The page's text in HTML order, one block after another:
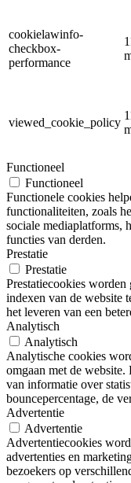
cookielawinfo-
checkbox-
performance
viewed_cookie_policy
Functioneel
Functioneel
Functionele cookies
functionaliteiten, zoals
sociale mediaplatforms,
functies van derden.
Prestatie
Prestatie
Prestatiecookies
indexen van de website
het leveren van een
Analytisch
Analytisch
Analytische cookies
omgaan met de
van informatie over
bouncepercentage, de
Advertentie
Advertentie
Advertentiecookies
advertenties en
bezoekers op